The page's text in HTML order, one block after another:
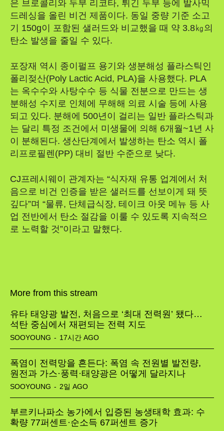
은 브로콜리와 두부 리코타, 튀긴 두부 등에 발사믹
드레싱을 올린 비건 제품이다. 동일 중량 기준 소고
기 150g이 포함된 샐러드와 비교했을 때 약 3.8㎏의
탄소 발생을 줄일 수 있다.
포장재 역시 종이펄프 용기와 생분해성 플라스틱인
폴리젖산(Poly Lactic Acid, PLA)을 사용했다. PLA
는 옥수수와 사탕수수 등 식물 전분으로 만드는 생
분해성 수지로 인체에 무해해 의료 시술 등에 사용
되고 있다. 분해에 500년이 걸리는 일반 플라스틱과
는 달리 특정 조건에서 미생물에 의해 6개월~1년 사
이 분해된다. 생산단계에서 발생하는 탄소 역시 폴
리프로필렌(PP) 대비 절반 수준으로 낮다.
CJ프레시웨이 관계자는 “식자재 유통 업계에서 처
음으로 비건 인증을 받은 샐러드를 선보이게 돼 뜻
깊다”며 “물류, 단체급식장, 테이크 아웃 메뉴 등 사
업 전반에서 탄소 절감을 이룰 수 있도록 지속적으
로 노력할 것”이라고 말했다.
More from this stream
유타 태양광 발전, 처음으로 ‘최대 전력원’ 됐다…
석탄 중심에서 재편되는 전력 지도
SOOYOUNG - 17시간 AGO
폭염이 전력망을 흔든다: 폭염 속 전원별 발전량,
원전과 가스·풍력·태양광은 어떻게 달라지나
SOOYOUNG - 2일 AGO
부르키나파소 농가에서 입증된 농생태학 효과: 수
확량 77퍼센트·순소득 67퍼센트 증가